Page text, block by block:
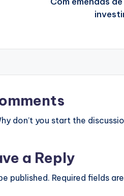
don’t you start the
a Reply
published. Required fields